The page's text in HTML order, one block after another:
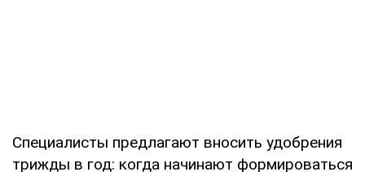
Специалисты предлагают вносить удобрения
трижды в год: когда начинают формироваться